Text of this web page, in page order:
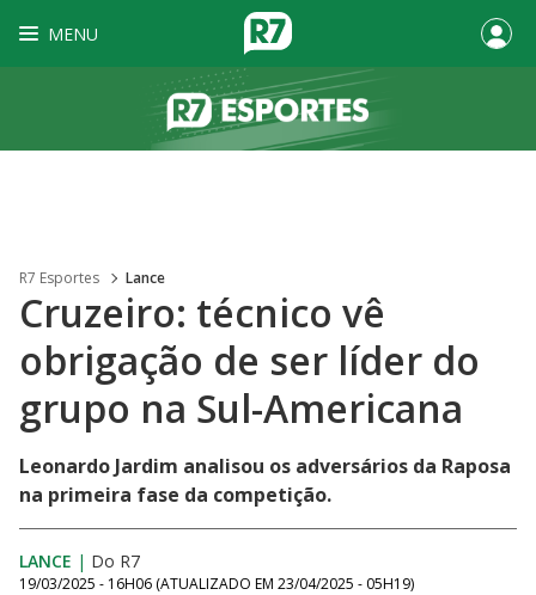
MENU
R7 Esportes Lance
Cruzeiro: técnico vê
obrigação de ser líder do
grupo na Sul-Americana
Leonardo Jardim analisou os adversários da Raposa
na primeira fase da competição.
LANCE | Do R7
19/03/2025 - 16H06 (ATUALIZADO EM 23/04/2025 - 05H19)